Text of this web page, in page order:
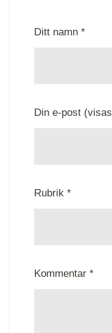
Ditt namn *
Din e-post
Rubrik *
Kommentar *